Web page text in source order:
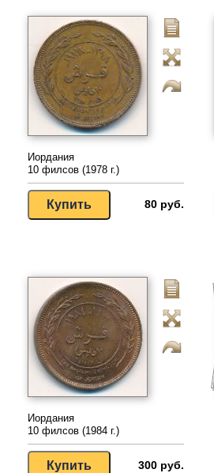
Иордания
10 филсов (1978 г.)
80 руб.
Иордания
10 филсов (1984 г.)
300 руб.